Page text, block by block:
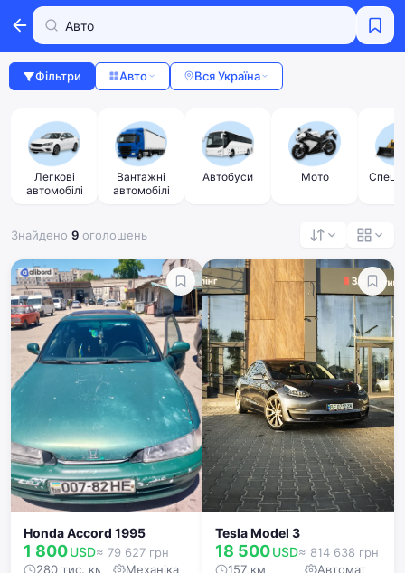
Фільтри Авто Вся Україна
Легкові
автомобілі
Вантажні
автомобілі
Автобуси Мото
Знайдено 9 оголошень
Honda Accord 1995
1 800USD≈ 79 627 грн
280 тис. км
Механіка
Tesla Model 3
18 500USD≈ 814 638 грн
157 км
Автомат